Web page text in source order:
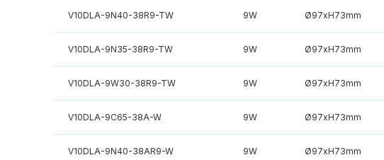
V10DLA-9N40-38R9-TW 9W Ø97xH73mm
V10DLA-9N35-38R9-TW 9W Ø97xH73mm
V10DLA-9W30-38R9-TW 9W Ø97xH73mm
V10DLA-9C65-38A-W 9W Ø97xH73mm
V10DLA-9N40-38AR9-W 9W Ø97xH73mm